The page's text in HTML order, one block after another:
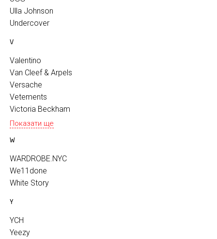
Ulla Johnson
Undercover
V
Valentino
Van Cleef & Arpels
Versache
Vetements
Victoria Beckham
Показати ще
W
WARDROBE.NYC
We11done
White Story
Y
YCH
Yeezy